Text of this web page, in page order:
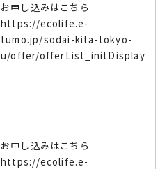
お申し込みはこちら
https://ecolife.e-
tumo.jp/sodai-kita-tokyo-
u/offer/offerList_initDisplay
お申し込みはこちら
https://ecolife.e-